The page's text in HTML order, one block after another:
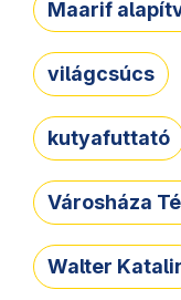
Maarif
világcsúcs
kutyafuttató
Városháza
Walter